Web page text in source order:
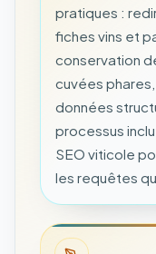
pratiques :
fiches vins et
conservation
cuvées
données
processus
SEO viticole
les requêtes